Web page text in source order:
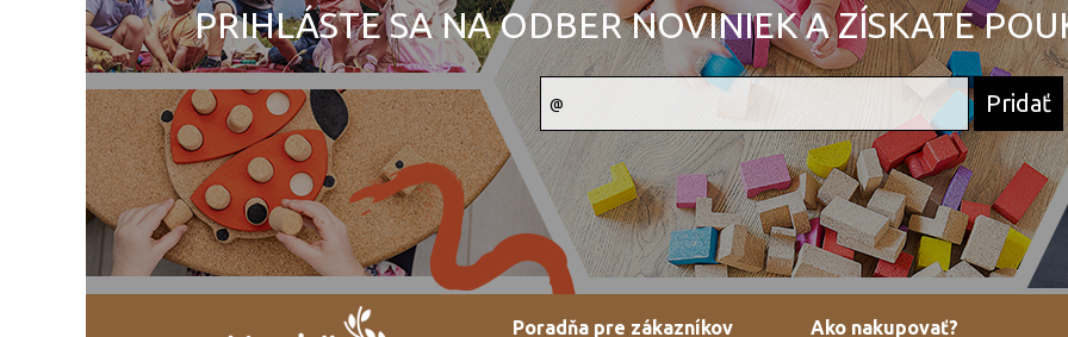
PRIHLÁSTE SA NA ODBER NOVINIEK A ZÍSKATE
Poradňa pre zákazníkov Ako nakupovať?